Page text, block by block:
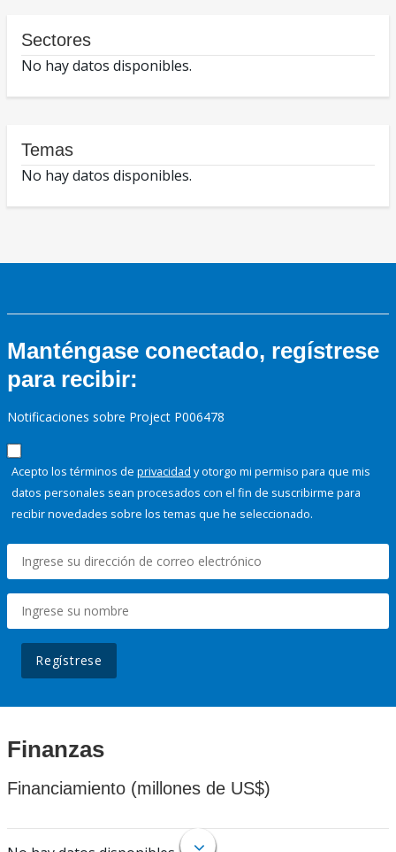
Sectores
No hay datos disponibles.
Temas
No hay datos disponibles.
Manténgase conectado, regístrese
para recibir:
Notificaciones sobre Project P006478
Acepto los términos de privacidad y otorgo mi permiso para que mis
datos personales sean procesados con el fin de suscribirme para
recibir novedades sobre los temas que he seleccionado.
Regístrese
Finanzas
Financiamiento (millones de US$)